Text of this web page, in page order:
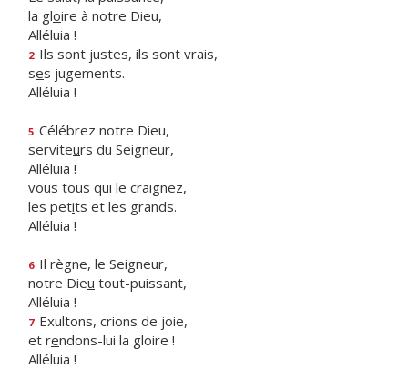
la gloire à notre Dieu,
Alléluia !
2 Ils sont justes, ils sont vrais,
ses jugements.
Alléluia !
5 Célébrez notre Dieu,
serviteurs du Seigneur,
Alléluia !
vous tous qui le craignez,
les petits et les grands.
Alléluia !
6 Il règne, le Seigneur,
notre Dieu tout-puissant,
Alléluia !
7 Exultons, crions de joie,
et rendons-lui la gloire !
Alléluia !